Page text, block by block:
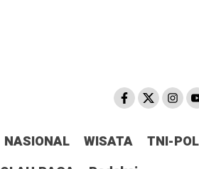
NASIONAL WISATA
TNI-